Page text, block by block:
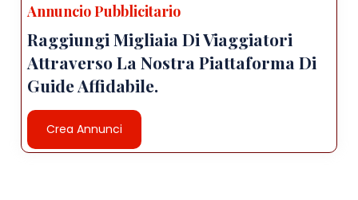
Annuncio Pubblicitario
Raggiungi Migliaia Di Viaggiatori
Attraverso La Nostra Piattaforma Di
Guide Affidabile.
Crea Annunci